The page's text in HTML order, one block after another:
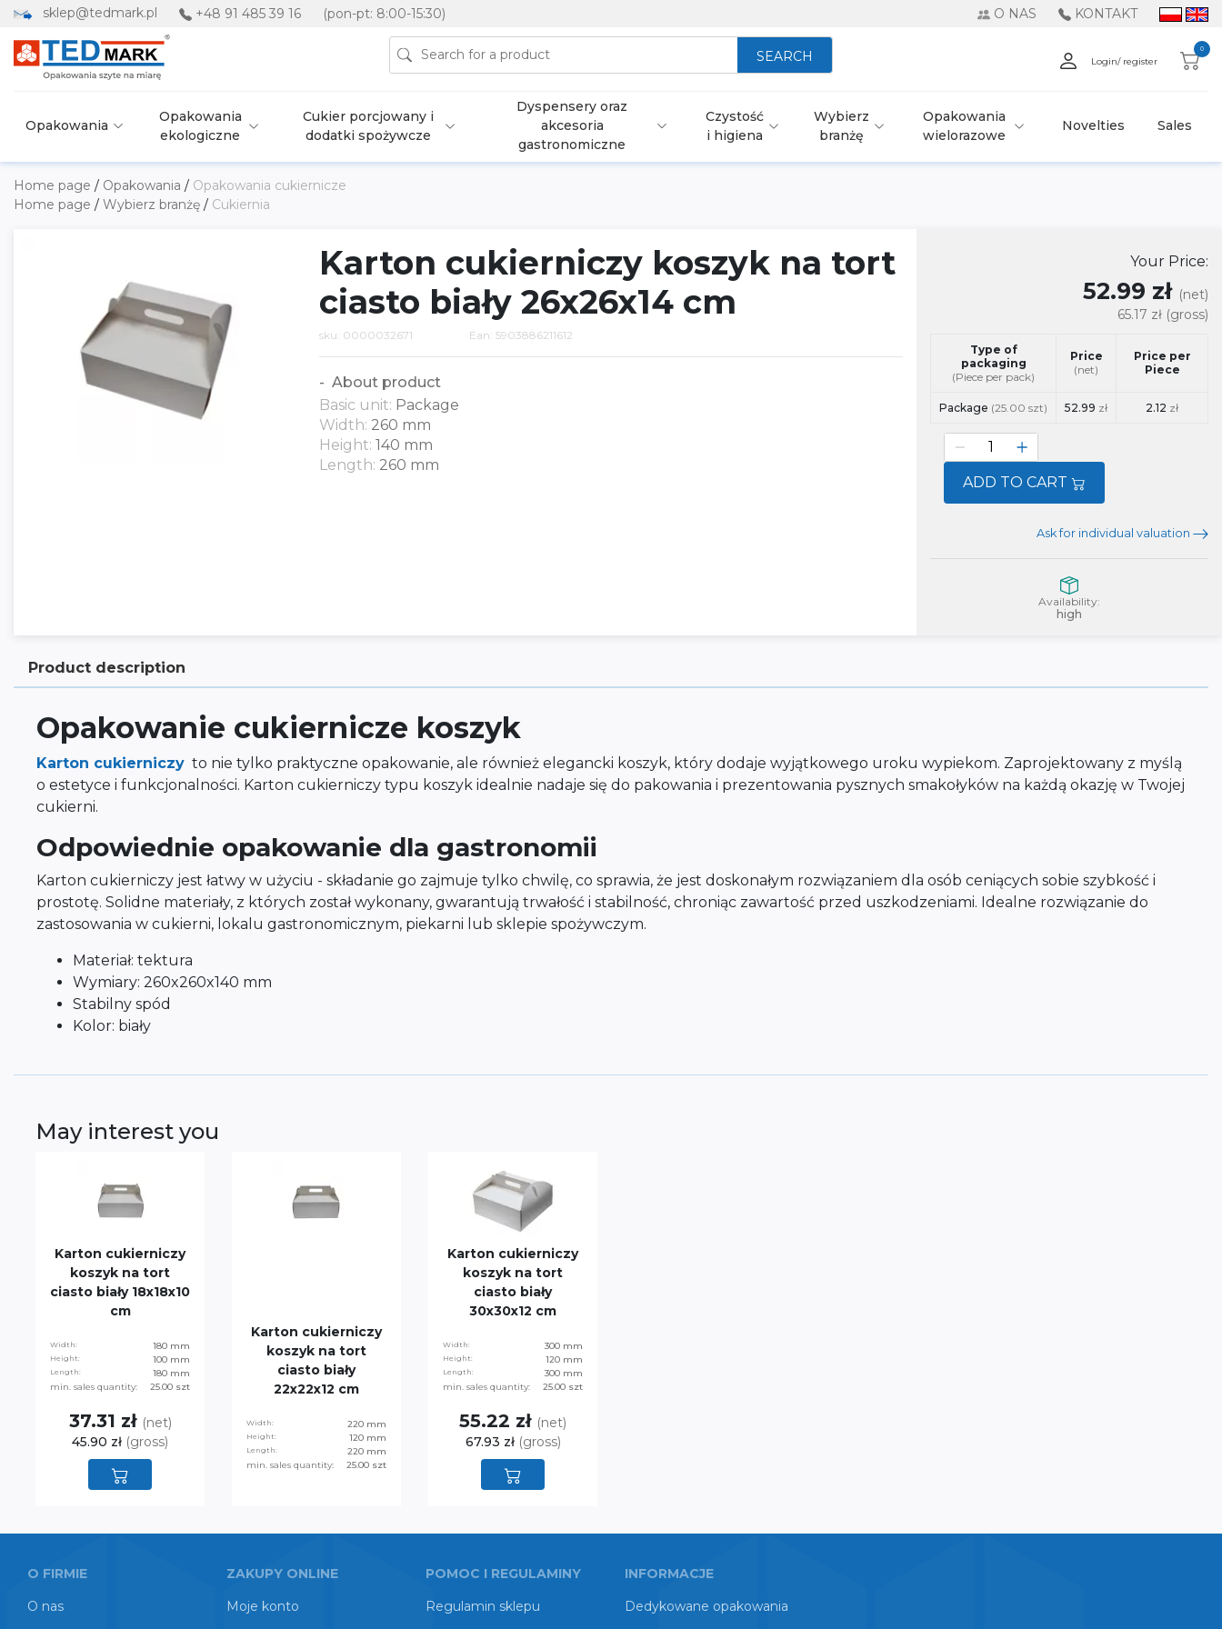
sklep@tedmark.pl +48 91 485 39 16 (pon-pt: 8:00-15:30) O NAS KONTAKT
SEARCH Login/ register
0
Opakowania
Opakowania
ekologiczne
Cukier porcjowany i
dodatki spożywcze
Dyspensery oraz
akcesoria
gastronomiczne
Czystość
i higiena
Wybierz
branżę
Opakowania
wielorazowe
Novelties Sales
Home page / Opakowania / Opakowania cukiernicze
Home page / Wybierz branżę / Cukiernia
Karton cukierniczy koszyk na tort
ciasto biały 26x26x14 cm
sku: 0000032671 Ean: 5903886211612
About product
Basic unit: Package
Width: 260 mm
Height: 140 mm
Length: 260 mm
Your Price:
52.99 zł (net)
65.17 zł (gross)
Type of
packaging
(Piece per pack)
Price
(net)
Price per
Piece
Package (25.00 szt) 52.99 zł 2.12 zł
ADD TO CART
Ask for individual valuation
Availability:
high
Product description
Opakowanie cukiernicze koszyk
Karton cukierniczy to nie tylko praktyczne opakowanie, ale również elegancki koszyk, który dodaje wyjątkowego uroku wypiekom. Zaprojektowany z myślą
o estetyce i funkcjonalności. Karton cukierniczy typu koszyk idealnie nadaje się do pakowania i prezentowania pysznych smakołyków na każdą okazję w Twojej
cukierni.
Odpowiednie opakowanie dla gastronomii
Karton cukierniczy jest łatwy w użyciu - składanie go zajmuje tylko chwilę, co sprawia, że jest doskonałym rozwiązaniem dla osób ceniących sobie szybkość i
prostotę. Solidne materiały, z których został wykonany, gwarantują trwałość i stabilność, chroniąc zawartość przed uszkodzeniami. Idealne rozwiązanie do
zastosowania w cukierni, lokalu gastronomicznym, piekarni lub sklepie spożywczym.
Materiał: tektura
Wymiary: 260x260x140 mm
Stabilny spód
Kolor: biały
May interest you
Karton cukierniczy
koszyk na tort
ciasto biały 18x18x10
cm
Width: 180 mm
Height: 100 mm
Length:
180 mm
min. sales quantity:
25.00 szt
37.31 zł (net)
45.90 zł (gross)
Karton cukierniczy
koszyk na tort
ciasto biały
22x22x12 cm
Width: 220 mm
Height: 120 mm
Length:
220 mm
min. sales quantity:
25.00 szt
Karton cukierniczy
koszyk na tort
ciasto biały
30x30x12 cm
Width: 300 mm
Height: 120 mm
Length:
300 mm
min. sales quantity:
25.00 szt
55.22 zł (net)
67.93 zł (gross)
O FIRMIE
O nas
ZAKUPY ONLINE
Moje konto
POMOC I REGULAMINY
Regulamin sklepu
INFORMACJE
Dedykowane opakowania